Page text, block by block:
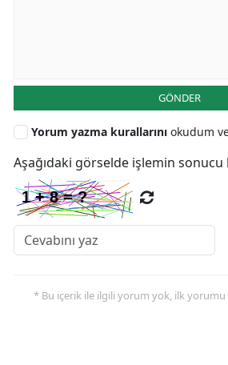
GÖNDER
Yorum yazma kurallarını okudum
Aşağıdaki görselde işlemin sonucu
* Bu içerik ile ilgili yorum yok, ilk yorumu